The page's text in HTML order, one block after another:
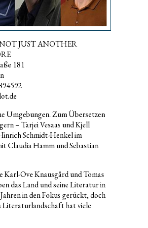
JUST ANOTHER
181
Umgebungen. Zum Übersetzen
– Tarjei Vesaas und Kjell
Schmidt-Henkel im
Claudia Hamm und Sebastian
Karl-Ove Knausgård und Tomas
das Land und seine Literatur in
in den Fokus gerückt, doch
Literaturlandschaft hat viele